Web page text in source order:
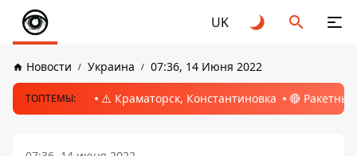
UK
Новости Украина 07:36, 14 Июня 2022
ТОПТЕМЫ: ⚠️ Краматорск, Константиновка 🔴